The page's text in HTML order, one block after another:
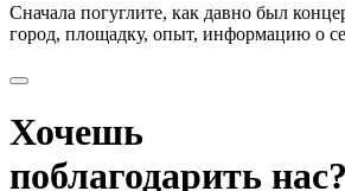
Сначала погуглите, как давно был
город, площадку, опыт, информацию о
Хочешь
поблагодарить нас?